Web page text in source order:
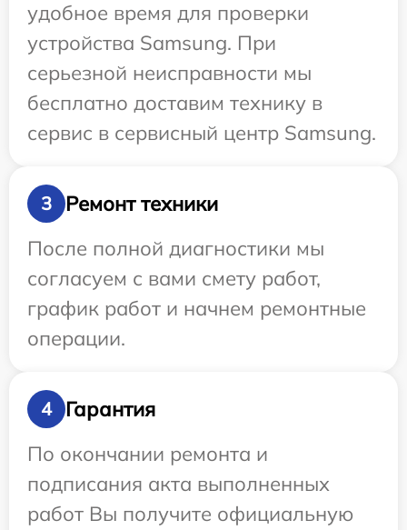
удобное время для проверки
устройства Samsung. При
серьезной неисправности мы
бесплатно доставим технику в
сервис в сервисный центр Samsung.
3
Ремонт техники
После полной диагностики мы
согласуем с вами смету работ,
график работ и начнем ремонтные
операции.
4
Гарантия
По окончании ремонта и
подписания акта выполненных
работ Вы получите официальную